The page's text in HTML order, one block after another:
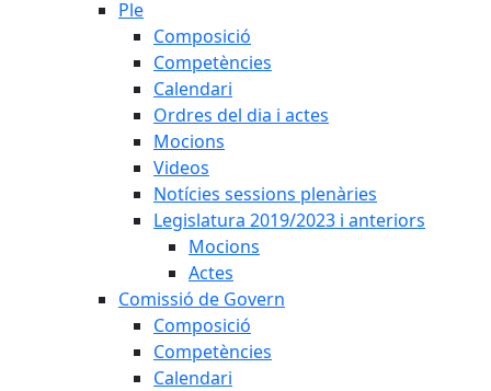
Ple
Composició
Competències
Calendari
Ordres del dia i actes
Mocions
Videos
Notícies sessions plenàries
Legislatura 2019/2023 i anteriors
Mocions
Actes
Comissió de Govern
Composició
Competències
Calendari